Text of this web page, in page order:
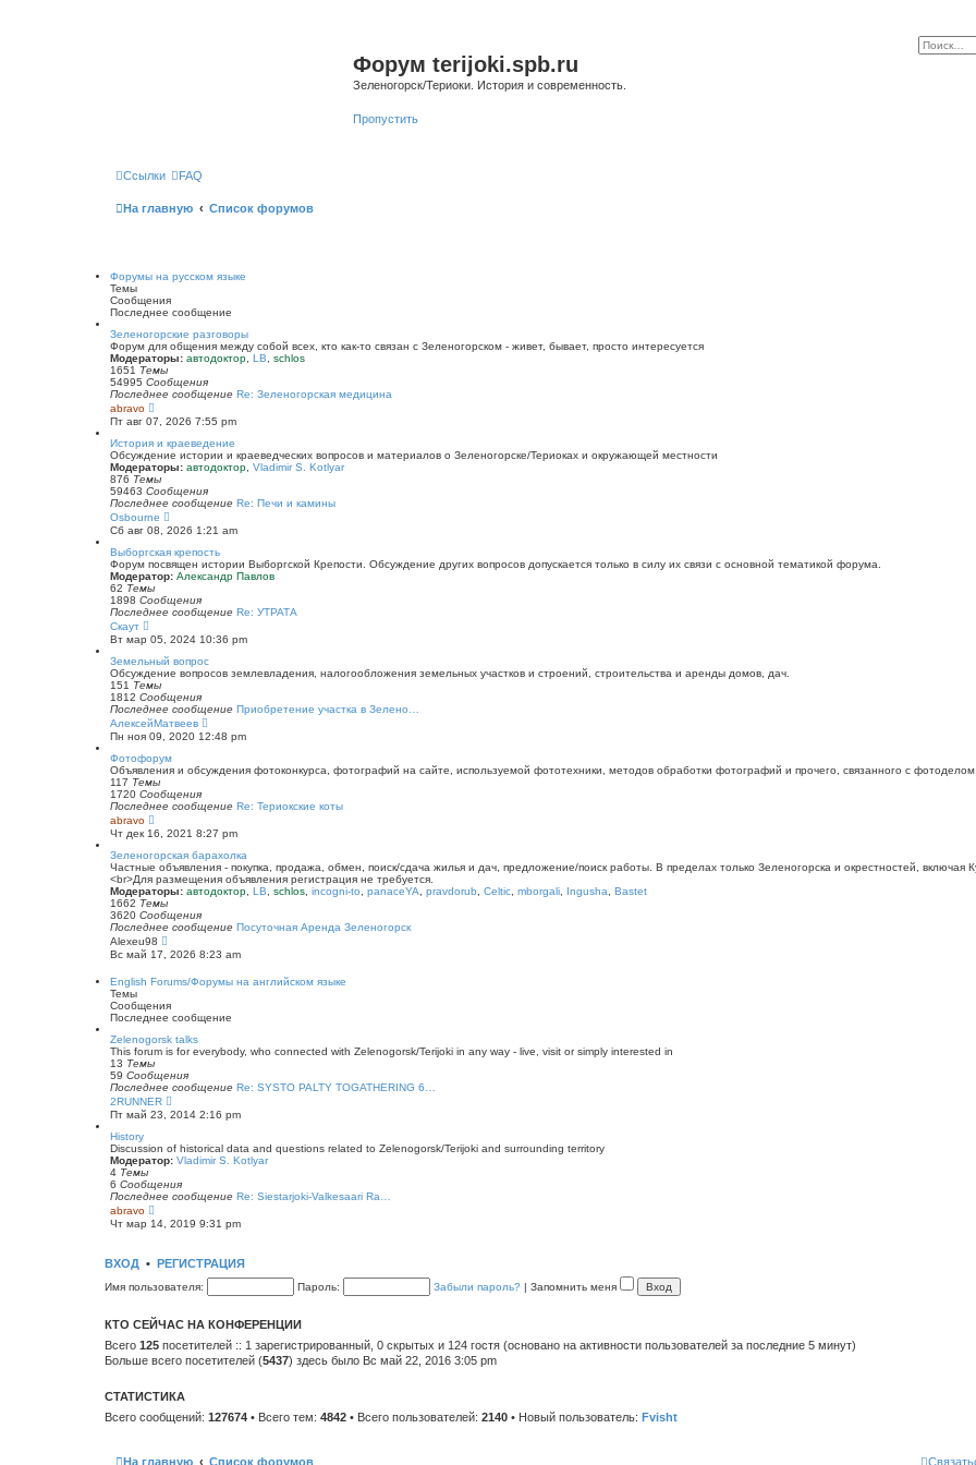
Форум terijoki.spb.ru
Зеленогорск/Териоки. История и современность.
Пропустить
Ссылки FAQ
На главную Список форумов
Форумы на русском языке
Темы
Сообщения
Последнее сообщение
Зеленогорские разговоры
Форум для общения между собой всех, кто как-то связан с Зеленогорском - живет, бывает, просто интересуется
Модераторы: автодоктор LB
schlos
1651 Темы
54995 Сообщения
Последнее сообщение Re: Зеленогорская медицина
abravo
е
р
е
й
т
и
к
п
с
л
е
д
н
е
м
у
о
щ
е
н
и
ю
Пт авг 07, 2026 7:55 pm
История и краеведение
Обсуждение истории и краеведческих вопросов и материалов о Зеленогорске/Териоках и окружающей местности
Модераторы: автодоктор Vladimir S. Kotlyar
876 Темы
59463 Сообщения
Последнее сообщение Re: Печи и камины
Osbourne
е
р
е
й
т
к
п
с
л
е
д
е
м
с
о
б
щ
н
и
Сб авг 08, 2026 1:21 am
Выборгская крепость
Форум посвящен истории Выборгской Крепости. Обсуждение других вопросов допускается только в силу их связи с основной тематикой форума.
Модератор: Александр Павлов
62 Темы
1898 Сообщения
Последнее сообщение Re: УТРАТА
Скаут
е
р
е
й
т
и
к
п
о
с
л
е
д
н
е
м
у
с
о
б
щ
е
н
и
ю
Вт мар 05, 2024 10:36 pm
Земельный вопрос
Обсуждение вопросов землевладения, налогообложения земельных участков и строений, строительства и аренды домов, дач.
151 Темы
1812 Сообщения
Последнее сообщение Приобретение участка в Зелено…
АлексейМатвеев
е
р
й
т
к
о
с
л
е
д
н
е
у
о
щ
и
Пн ноя 09, 2020 12:48 pm
Фотофорум
Объявления и обсуждения фотоконкурса, фотографий на сайте, используемой фототехники, методов обработки фотографий и прочего, связанного с фотоделом.
117 Темы
1720 Сообщения
Последнее сообщение Re: Териокские коты
abravo
е
р
е
й
т
и
к
п
о
с
л
е
н
м
у
о
о
б
щ
е
н
и
Чт дек 16, 2021 8:27 pm
Зеленогорская барахолка
Частные объявления - покупка, продажа, обмен, поиск/сдача жилья и дач, предложение/поиск работы. В пределах только Зеленогорска и окрестностей,
<br>Для размещения объявления регистрация не требуется.
Модераторы: автодоктор LB schlos incogni-to panaceYA pravdorub Celtic mborgali Ingusha
Bastet
1662 Темы
3620 Сообщения
Последнее сообщение Посуточная Аренда Зеленогорск
Alexeu98
е
р
й
и
к
п
о
с
е
д
н
е
с
о
б
щ
н
Вс май 17, 2026 8:23 am
English Forums/Форумы на английском языке
Темы
Сообщения
Последнее сообщение
Zelenogorsk talks
This forum is for everybody, who connected with Zelenogorsk/Terijoki in any way - live, visit or simply interested in
13 Темы
59 Сообщения
Последнее сообщение Re: SYSTO PALTY TOGATHERING 6…
2RUNNER
е
р
й
т
к
п
с
л
н
м
о
б
щ
и
Пт май 23, 2014 2:16 pm
History
Discussion of historical data and questions related to Zelenogorsk/Terijoki and surrounding territory
Модератор: Vladimir S. Kotlyar
4 Темы
6 Сообщения
Последнее сообщение Re: Siestarjoki-Valkesaari Ra…
abravo
е
р
т
к
о
с
л
е
д
м
с
б
Чт мар 14, 2019 9:31 pm
ВХОД • РЕГИСТРАЦИЯ
Имя пользователя: Пароль: Забыли пароль? | Запомнить меня
КТО СЕЙЧАС НА КОНФЕРЕНЦИИ
Всего 125 посетителей :: 1 зарегистрированный, 0 скрытых и 124 гостя (основано на активности пользователей за последние 5 минут)
Больше всего посетителей (5437) здесь было Вс май 22, 2016 3:05 pm
СТАТИСТИКА
Всего сообщений: 127674 • Всего тем: 4842 • Всего пользователей: 2140 • Новый пользователь: Fvisht
На главную Список форумов